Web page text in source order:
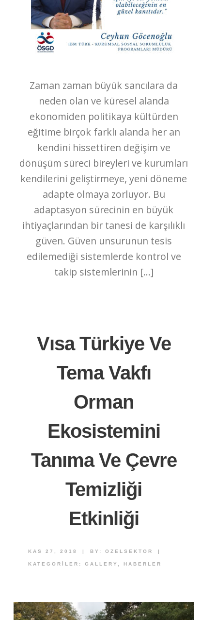
Zaman zaman büyük sancılara da
neden olan ve küresel alanda
ekonomiden politikaya kültürden
eğitime birçok farklı alanda her an
kendini hissettiren değişim ve
dönüşüm süreci bireyleri ve kurumları
kendilerini geliştirmeye, yeni döneme
adapte olmaya zorluyor. Bu
adaptasyon sürecinin en büyük
ihtiyaçlarından bir tanesi de karşılıklı
güven. Güven unsurunun tesis
edilemediği sistemlerde kontrol ve
takip sistemlerinin […]
Vısa Türkiye Ve
Tema Vakfı
Orman
Ekosistemini
Tanıma Ve Çevre
Temizliği
Etkinliği
KAS 27, 2018 | BY: OZELSEKTOR |
KATEGORILER: GALLERY HABERLER